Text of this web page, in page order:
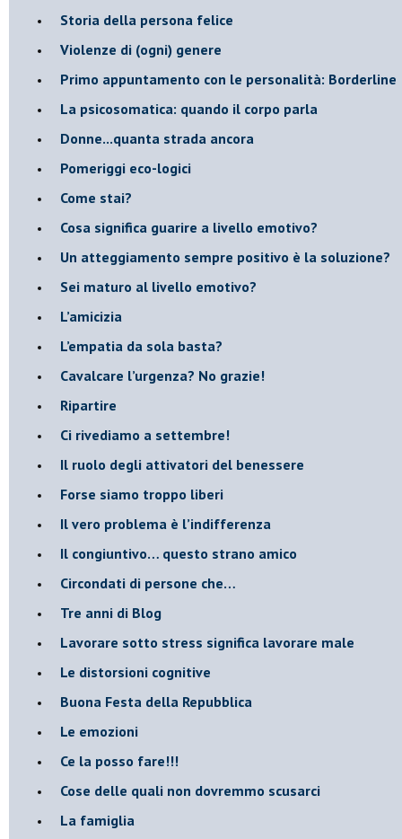
​Storia della persona felice
Violenze di (ogni) genere
​Primo appuntamento con le personalità: Borderline
La psicosomatica: quando il corpo parla
Donne...quanta strada ancora
​Pomeriggi eco-logici
​Come stai?
Cosa significa guarire a livello emotivo?
​Un atteggiamento sempre positivo è la soluzione?
​Sei maturo al livello emotivo?
​L’amicizia
​L’empatia da sola basta?
​Cavalcare l’urgenza? No grazie!
Ripartire
​Ci rivediamo a settembre!
​Il ruolo degli attivatori del benessere
​Forse siamo troppo liberi
​Il vero problema è l’indifferenza
​Il congiuntivo… questo strano amico
​Circondati di persone che…
​Tre anni di Blog
​Lavorare sotto stress significa lavorare male
​Le distorsioni cognitive
​Buona Festa della Repubblica
Le emozioni
​Ce la posso fare!!!
​Cose delle quali non dovremmo scusarci
​La famiglia